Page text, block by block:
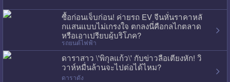
ซื้อก่อนเจ็บก่อน! ค่ายรถ EV จีนหั่นราคาหลั
กแสนแบบไม่เกรงใจ ตกลงนี่คือกลไกตลาด
หรือเอาเปรียบผู้บริโภค?
รถยนต์ไฟฟ้า
ดาราสาว \'พิกุลแก้ว\' กับข่าวลือเตียงหัก! วิ
วาห์หมื่นล้านจะไปต่อได้ไหม?
ดาราดัง